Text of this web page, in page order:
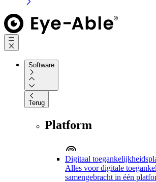
Software
Terug
Platform
Digitaal
Alles voor digitale
samengebracht in één